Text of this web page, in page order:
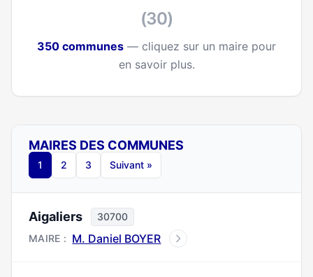
(30)
350 communes — cliquez sur un maire pour
en savoir plus.
MAIRES DES COMMUNES
1 2 3 Suivant »
Aigaliers
30700
MAIRE : M. Daniel BOYER